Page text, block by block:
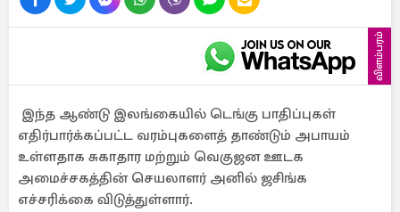
விளம்பரம்
இந்த ஆண்டு இலங்கையில் டெங்கு பாதிப்புகள்
எதிர்பார்க்கப்பட்ட வரம்புகளைத் தாண்டும் அபாயம்
உள்ளதாக சுகாதார மற்றும் வெகுஜன ஊடக
அமைச்சகத்தின் செயலாளர் அனில் ஜசிங்க
எச்சரிக்கை விடுத்துள்ளார்.